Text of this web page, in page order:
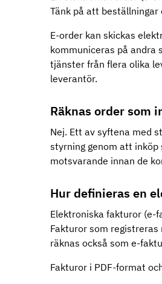
Tänk på att
E-order kan skickas
kommuniceras på andra
tjänster från flera olika
leverantör.
Räknas order som
Nej. Ett av syftena med
styrning genom att inköp
motsvarande innan de
Hur definieras en
Elektroniska fakturor (e-
Fakturor som
räknas också som e-
Fakturor i PDF-format